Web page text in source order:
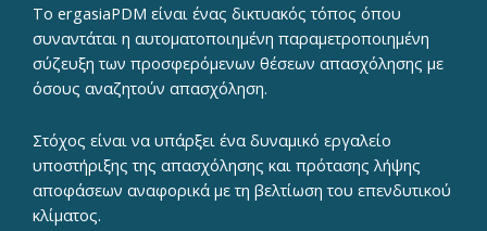
To ergasiaPDM είναι ένας δικτυακός τόπος όπου
συναντάται η αυτοματοποιημένη παραμετροποιημένη
σύζευξη των προσφερόμενων θέσεων απασχόλησης με
όσους αναζητούν απασχόληση.
Στόχος είναι να υπάρξει ένα δυναμικό εργαλείο
υποστήριξης της απασχόλησης και πρότασης λήψης
αποφάσεων αναφορικά με τη βελτίωση του επενδυτικού
κλίματος.